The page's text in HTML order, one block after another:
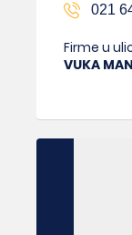
021
Firme u
VUKA